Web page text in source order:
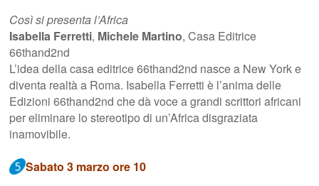
Così si presenta l’Africa
Isabella Ferretti, Michele Martino, Casa Editrice
66thand2nd
L’idea della casa editrice 66thand2nd nasce a New York e
diventa realtà a Roma. Isabella Ferretti è l’anima delle
Edizioni 66thand2nd che dà voce a grandi scrittori africani
per eliminare lo stereotipo di un’Africa disgraziata
inamovibile.
Sabato 3 marzo ore 10